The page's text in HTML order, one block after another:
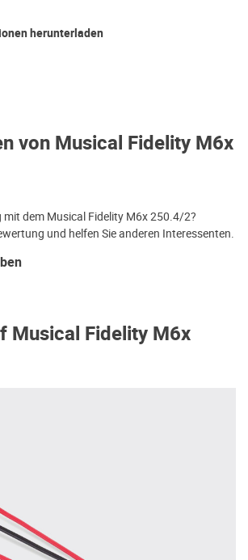
herunterladen
von Musical Fidelity M6x
mit dem Musical Fidelity M6x 250.4/2?
und helfen Sie anderen Interessenten.
Musical Fidelity M6x